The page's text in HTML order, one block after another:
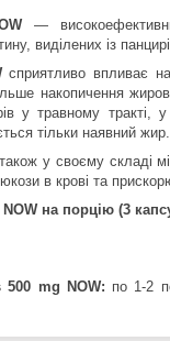
—
виділених із
сприятливо впливає на
накопичення
у травному
тільки наявний жир
у своєму складі
в крові та
на порцію (3
500 mg NOW: по 1-2